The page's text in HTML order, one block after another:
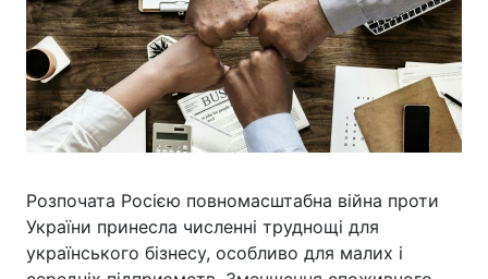
Розпочата Росією повномасштабна війна проти
України принесла численні труднощі для
українського бізнесу, особливо для малих і